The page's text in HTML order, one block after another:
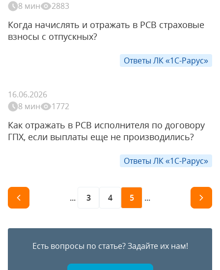
8 мин
2883
Когда начислять и отражать в РСВ страховые
взносы с отпускных?
Ответы ЛК «1С-Рарус»
16.06.2026
8 мин
1772
Как отражать в РСВ исполнителя по договору
ГПХ, если выплаты еще не производились?
Ответы ЛК «1С-Рарус»
... 3 4 5 ...
Есть вопросы по статье? Задайте их нам!